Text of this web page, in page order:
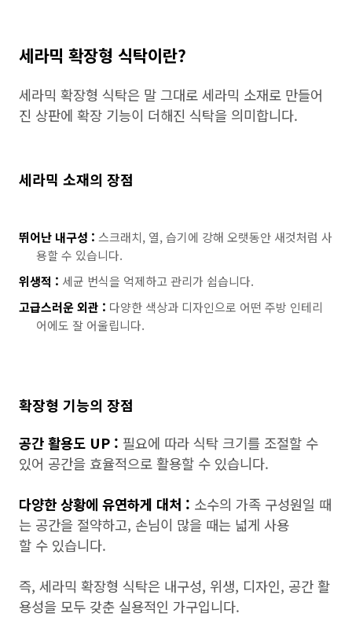
세라믹 확장형 식탁이란?
세라믹 확장형 식탁은 말 그대로 세라믹 소재로 만들어
진 상판에 확장 기능이 더해진 식탁을 의미합니다.
세라믹 소재의 장점
뛰어난 내구성 : 스크래치, 열, 습기에 강해 오랫동안 새것처럼 사
용할 수 있습니다.
위생적 : 세균 번식을 억제하고 관리가 쉽습니다.
고급스러운 외관 : 다양한 색상과 디자인으로 어떤 주방 인테리
어에도 잘 어울립니다.
확장형 기능의 장점
공간 활용도 UP : 필요에 따라 식탁 크기를 조절할 수
있어 공간을 효율적으로 활용할 수 있습니다.
다양한 상황에 유연하게 대처 : 소수의 가족 구성원일 때
는 공간을 절약하고, 손님이 많을 때는 넓게 사용
할 수 있습니다.
즉, 세라믹 확장형 식탁은 내구성, 위생, 디자인, 공간 활
용성을 모두 갖춘 실용적인 가구입니다.